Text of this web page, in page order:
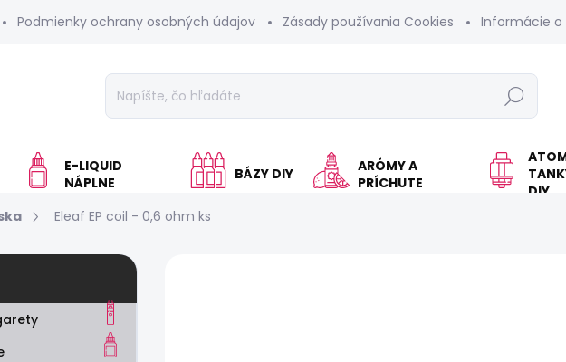
Podmienky ochrany osobných údajov Zásady používania Cookies Informácie
Hľadať
E-LIQUID
NÁPLNE
BÁZY DIY
ARÓMY A
PRÍCHUTE
DIY
Eleaf EP coil - 0,6 ohm ks